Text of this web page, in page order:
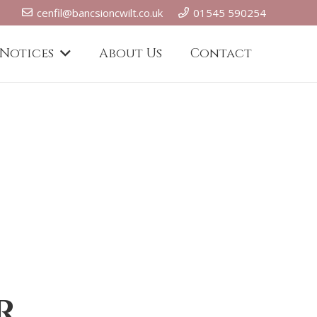
cenfil@bancsioncwilt.co.uk 01545 590254
About Us Contact